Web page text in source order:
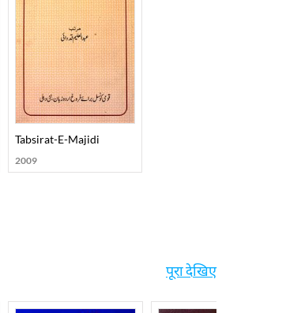
Ishariya
Tabsirat-E-Majidi
2009
पूरा देखिए